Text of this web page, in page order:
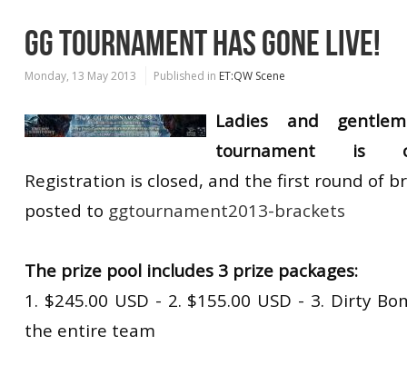
GG TOURNAMENT HAS GONE LIVE!
Monday, 13 May 2013 Published in ET:QW Scene
Ladies and
tournament is
Registration is closed, and the first round of
posted to ggtournament2013-brackets
The prize pool includes 3 prize packages:
1. $245.00 USD - 2. $155.00 USD - 3. Dirty
the entire team